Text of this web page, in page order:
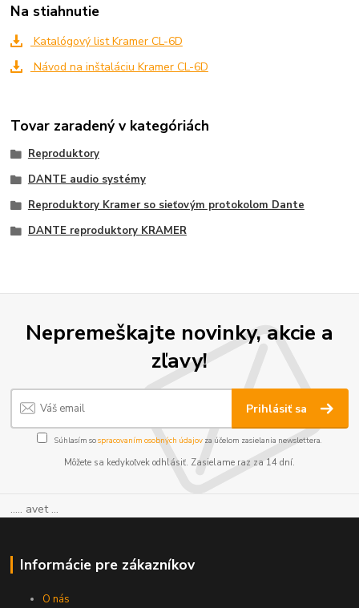
Na stiahnutie
Katalógový list Kramer CL-6D
Návod na inštaláciu Kramer CL-6D
Tovar zaradený v kategóriách
Reproduktory
DANTE audio systémy
Reproduktory Kramer so sieťovým protokolom Dante
DANTE reproduktory KRAMER
Nepremeškajte novinky, akcie a
zľavy!
Prihlásiť sa
Súhlasím sospracovaním osobných údajov za účelom zasielania newslettera.
Môžete sa kedykoľvek odhlásiť. Zasielame raz za 14 dní.
..... avet ...
Informácie pre zákazníkov
O nás